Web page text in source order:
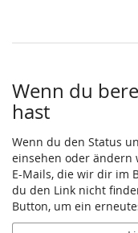
Wenn du
hast
Wenn du den Status
einsehen oder ändern
E-Mails, die wir dir im
du den Link nicht
Button, um ein